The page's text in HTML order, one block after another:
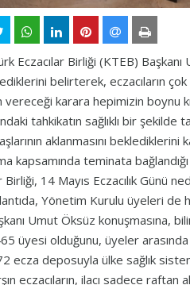
Eczacılar Birliği (KTEB)
belirterek, eczacıların
vereceği karara hepimizin
tahkikatın sağlıklı bir
aklanmasını
kapsamında teminata
Birliği, 14 Mayıs Eczacılık Günü
Yönetim Kurulu üyeleri de
Umut Öksüz konuşmasına,
üyesi olduğunu, üyeler
ecza deposuyla ülke sağlık
eczacıların, ilacı sadece raftan